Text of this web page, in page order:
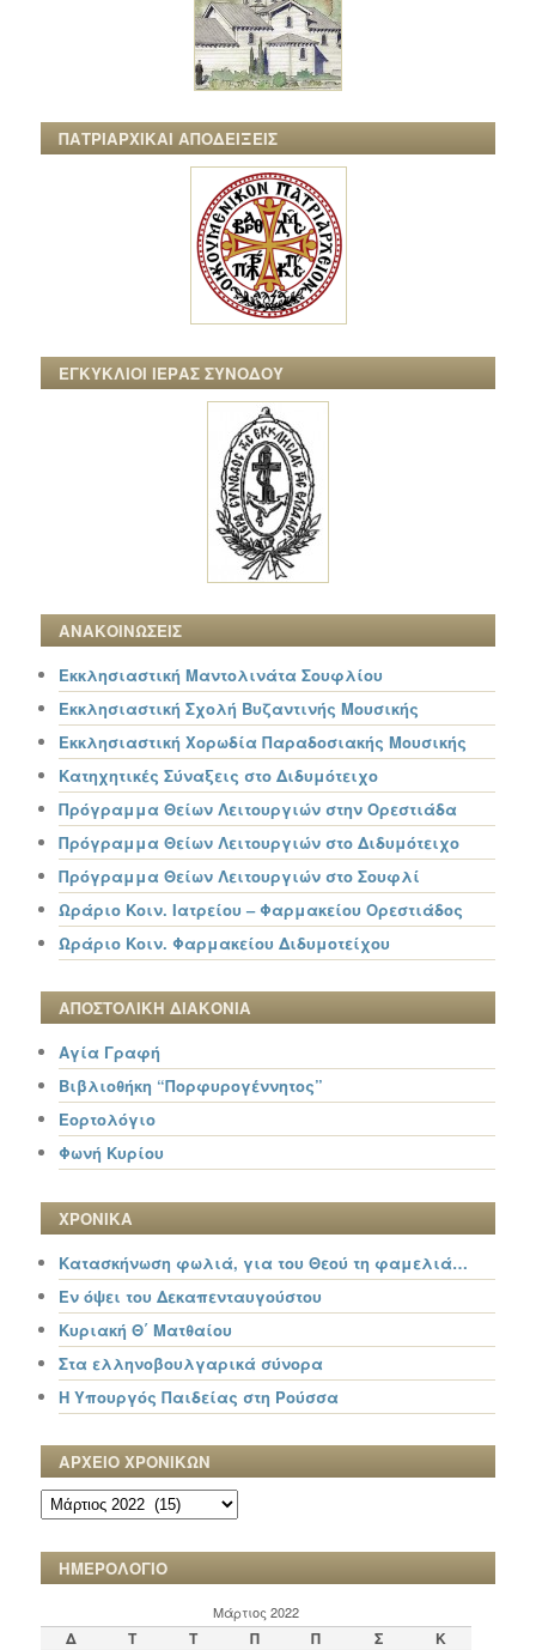
ΠΑΤΡΙΑΡΧΙΚΑΙ ΑΠΟΔΕΙΞΕΙΣ
ΕΓΚΥΚΛΙΟΙ ΙΕΡΑΣ ΣΥΝΟΔΟΥ
ΑΝΑΚΟΙΝΩΣΕΙΣ
Εκκλησιαστική Μαντολινάτα Σουφλίου
Εκκλησιαστική Σχολή Βυζαντινής Μουσικής
Εκκλησιαστική Χορωδία Παραδοσιακής Μουσικής
Κατηχητικές Σύναξεις στο Διδυμότειχο
Πρόγραμμα Θείων Λειτουργιών στην Ορεστιάδα
Πρόγραμμα Θείων Λειτουργιών στο Διδυμότειχο
Πρόγραμμα Θείων Λειτουργιών στο Σουφλί
Ωράριο Κοιν. Ιατρείου – Φαρμακείου Ορεστιάδος
Ωράριο Κοιν. Φαρμακείου Διδυμοτείχου
ΑΠΟΣΤΟΛΙΚΗ ΔΙΑΚΟΝΙΑ
Αγία Γραφή
Βιβλιοθήκη “Πορφυρογέννητος”
Εορτολόγιο
Φωνή Κυρίου
ΧΡΟΝΙΚΑ
Κατασκήνωση φωλιά, για του Θεού τη φαμελιά…
Εν όψει του Δεκαπενταυγούστου
Κυριακή Θ΄ Ματθαίου
Στα ελληνοβουλγαρικά σύνορα
Η Υπουργός Παιδείας στη Ρούσσα
ΑΡΧΕΙΟ ΧΡΟΝΙΚΩΝ
ΑΡΧΕΙΟ
ΧΡΟΝΙΚΩΝ
ΗΜΕΡΟΛΟΓΙΟ
Μάρτιος 2022
Δ Τ Τ Π Π Σ Κ